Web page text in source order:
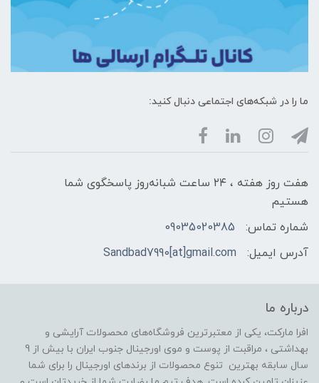
ما را در شبکه‌های اجتماعی دنبال کنید:
هفت روز هفته ، ۲۴ ساعت شبانه‌روز پاسخگوی شما
هستیم
شماره تماس:
09035020385
آدرس ایمیل:
Sandbad7990[at]gmail.com
درباره ما
افرا مارکت، یکی از معتبرترین فروشگاه‌های محصولات آرایشی و
بهداشتی ، مراقبت از پوست و موی اورجینال جنوب ایران با بیش از 9
سال سابقه بهترین تنوع محصولات از برندهای اورجینال را برای شما